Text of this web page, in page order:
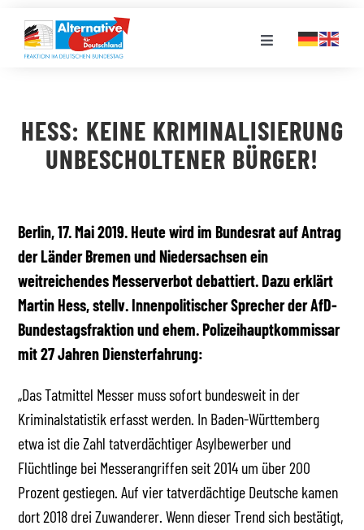
Inhalt
springen
Toggle
LANDESGRUPPEN
PRESSE
STELLENPORTAL
MEDIATHEK
HESS: KEINE KRIMINALISIERUNG
UNBESCHOLTENER BÜRGER!
Berlin, 17. Mai 2019. Heute wird im Bundesrat auf Antrag
der Länder Bremen und Niedersachsen ein
weitreichendes Messerverbot debattiert. Dazu erklärt
Martin Hess, stellv. Innenpolitischer Sprecher der AfD-
Bundestagsfraktion und ehem. Polizeihauptkommissar
mit 27 Jahren Diensterfahrung:
„Das Tatmittel Messer muss sofort bundesweit in der
Kriminalstatistik erfasst werden. In Baden-Württemberg
etwa ist die Zahl tatverdächtiger Asylbewerber und
Flüchtlinge bei Messerangriffen seit 2014 um über 200
Prozent gestiegen. Auf vier tatverdächtige Deutsche kamen
dort 2018 drei Zuwanderer. Wenn dieser Trend sich bestätigt,